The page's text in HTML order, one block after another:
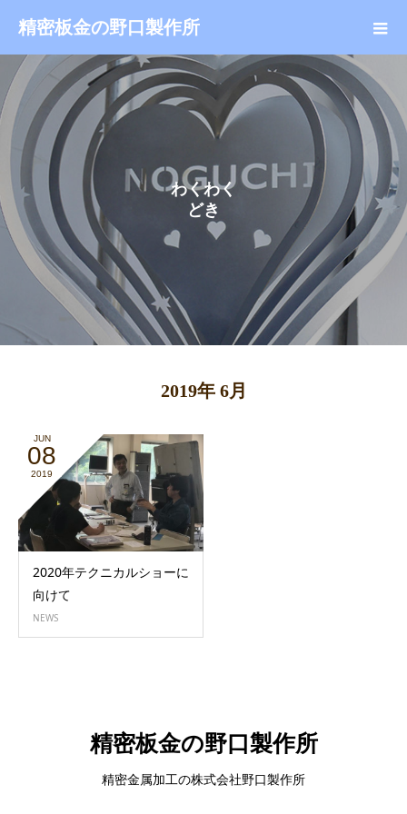
精密板金の野口製作所
わくわく
どきど
2019年 6月
JUN
08
2019
2020年テクニカルショーに
向けて
NEWS
精密板金の野口製作所
精密金属加工の株式会社野口製作所